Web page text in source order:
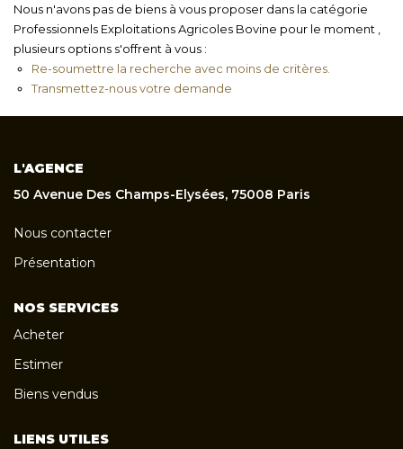
NOTRE PHILOSOPHIE
CONTACT
Plus de critères Créer une alerte
Nous n'avons pas de biens à vous proposer dans la catégorie
Professionnels Exploitations Agricoles Bovine pour le moment ,
plusieurs options s'offrent à vous :
Re-soumettre la recherche avec moins de critères.
Transmettez-nous votre demande
L'AGENCE
50 Avenue Des Champs-Elysées, 75008 Paris
Nous contacter
Présentation
NOS SERVICES
Acheter
Estimer
Biens vendus
LIENS UTILES